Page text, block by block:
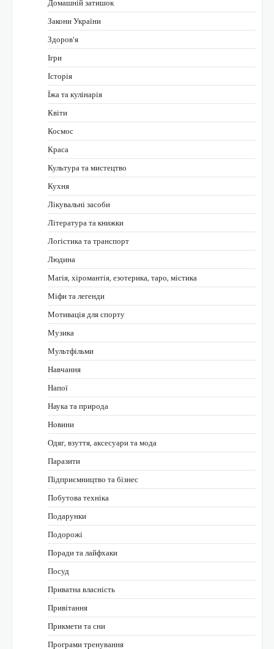
Закони України
Здоров'я
Ігри
Історія
Їжа та кулінарія
Квіти
Космос
Краса
Культура та мистецтво
Кухня
Лікувальні засоби
Література та книжки
Логістика та транспорт
Людина
Магія, хіромантія, езотерика, таро, містика
Міфи та легенди
Мотивація для спорту
Музика
Мультфільми
Навчання
Напої
Наука та природа
Новини
Одяг, взуття, аксесуари та мода
Паразити
Підприємництво та бізнес
Побутова техніка
Подарунки
Подорожі
Поради та лайфхаки
Посуд
Приватна власність
Привітання
Прикмети та сни
Програми тренування